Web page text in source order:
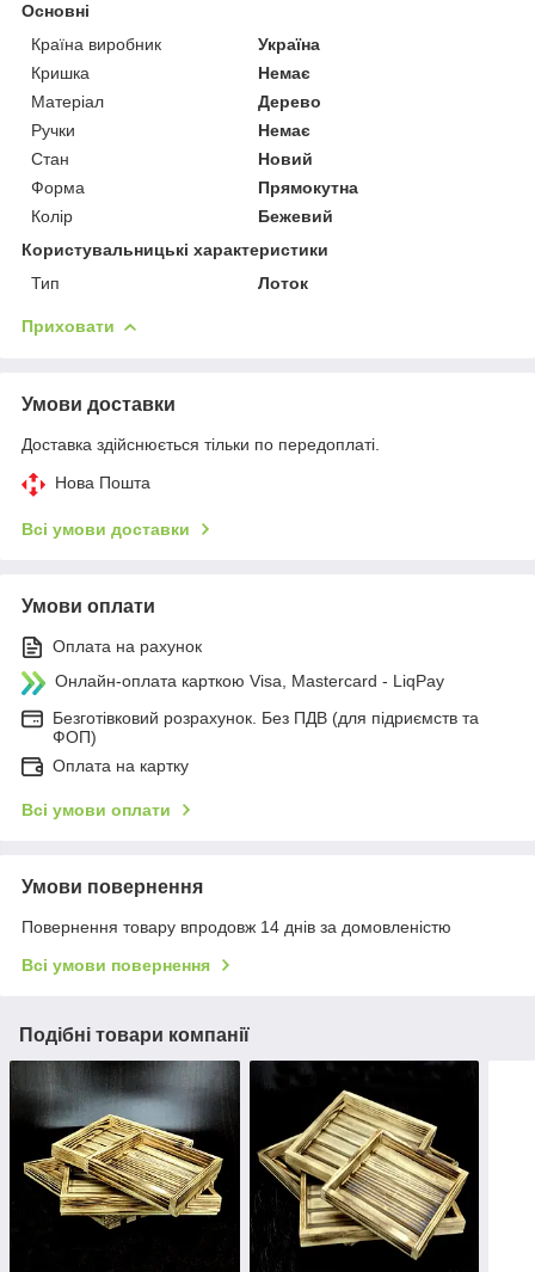
Основні
Країна виробник
Україна
Кришка
Немає
Матеріал
Дерево
Ручки
Немає
Стан
Новий
Форма
Прямокутна
Колір
Бежевий
Користувальницькі характеристики
Тип
Лоток
Приховати
Умови доставки
Доставка здійснюється тільки по передоплаті.
Нова Пошта
Всі умови доставки
Умови оплати
Оплата на рахунок
Онлайн-оплата карткою Visa, Mastercard - LiqPay
Безготівковий розрахунок. Без ПДВ (для підриємств та
ФОП)
Оплата на картку
Всі умови оплати
Умови повернення
Повернення товару впродовж 14 днів за домовленістю
Всі умови повернення
Подібні товари компанії